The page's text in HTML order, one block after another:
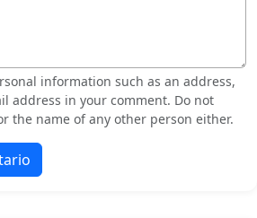
information such as an address,
address in your comment. Do not
the name of any other person either.